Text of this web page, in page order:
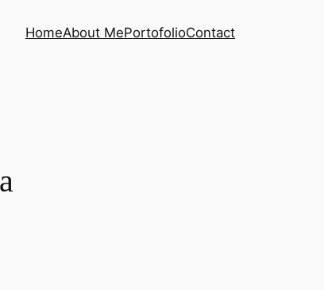
HomeAbout MePortofolioContact